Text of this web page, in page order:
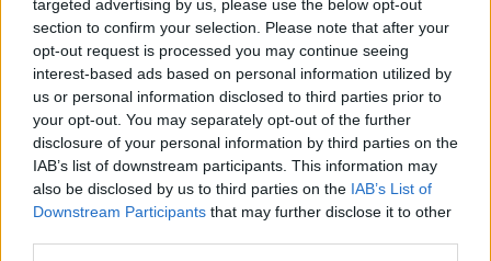
targeted advertising by us, please use the below opt-out
section to confirm your selection. Please note that after your
opt-out request is processed you may continue seeing
interest-based ads based on personal information utilized by
us or personal information disclosed to third parties prior to
your opt-out. You may separately opt-out of the further
disclosure of your personal information by third parties on the
IAB’s list of downstream participants. This information may
also be disclosed by us to third parties on the IAB’s List of
Downstream Participants that may further disclose it to other
Τορωσικό υπουργείο Άμυνας ανακοίνωσε
πως «η αντιαεροπορική άμυνα αναχαίτισε και
κατέστρεψε συνολικά 105 ουκρανικά
drones», εκ των οποίων 35 πλησίαζαν τη
Μόσχα.
ΔΙΑΒΑΣΤΕ ΕΠΙΣΗΣ
Κόσμος|23.05.2025 07:53